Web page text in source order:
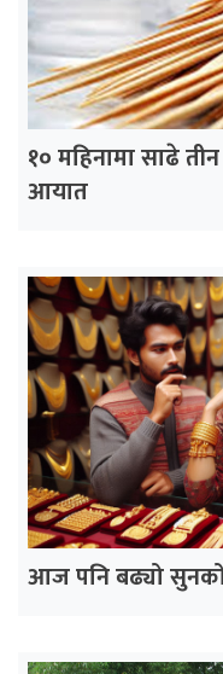
१० महिनामा साढे
आयात
आज पनि बढ्यो